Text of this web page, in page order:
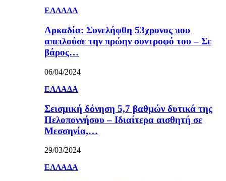
ΕΛΛΑΔΑ
Αρκαδία: Συνελήφθη 53χρονος που
απειλούσε την πρώην συντροφό του – Σε
βάρος…
06/04/2024
ΕΛΛΑΔΑ
Σεισμική δόνηση 5,7 βαθμών δυτικά της
Πελοποννήσου – Ιδιαίτερα αισθητή σε
Μεσσηνία,…
29/03/2024
ΕΛΛΑΔΑ